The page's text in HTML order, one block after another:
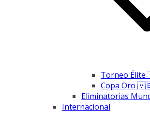
Torneo
Copa Oro
Eliminatorias
Internacional